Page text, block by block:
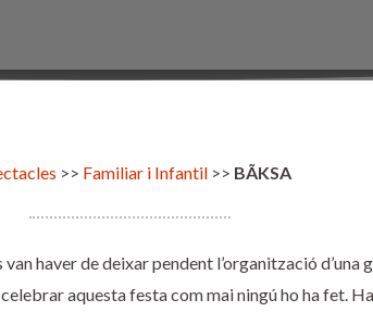
>> Familiar i Infantil >> BÃKSA
haver de deixar pendent l’organització d’una
aquesta festa com mai ningú ho ha fet.